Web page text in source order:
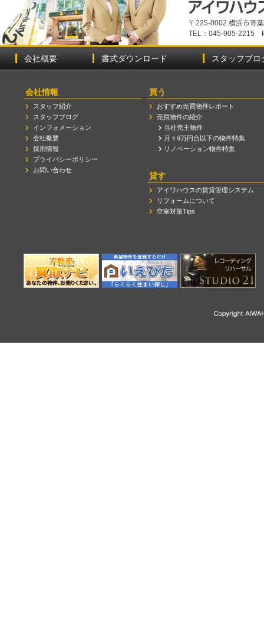
〒225-0002 横浜市青
TEL：045-905-2215
会社概要 書式ダウンロード スタッフブロ
会社情報
スタッフ紹介
スタッフブログ
インフォメーション
会社概要
採用情報
プライバシーポリシー
お問い合わせ
買う
おすすめ売買物件レポート
売買物件の紹介
当社売主物件
月々9万円台以下の物件特集
リノベーション物件特集
貸す
アイワハウスの賃貸管理システム
リフォームについて
空室対策Tips